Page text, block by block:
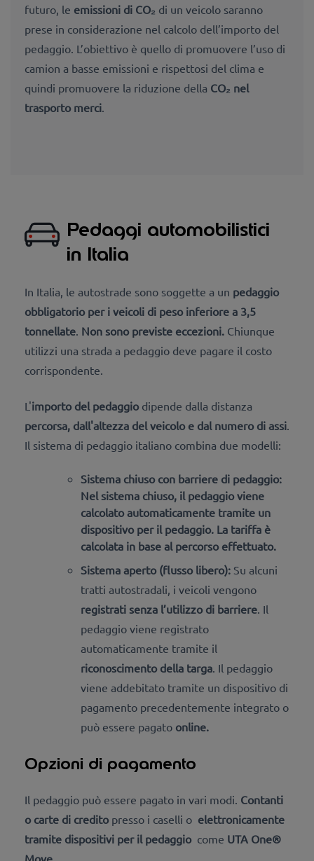
futuro, le emissioni di CO₂ di un veicolo saranno
prese in considerazione nel calcolo dell’importo del
pedaggio. L’obiettivo è quello di promuovere l’uso di
camion a basse emissioni e rispettosi del clima e
quindi promuovere la riduzione della CO₂ nel
trasporto merci.
Pedaggi automobilistici
in Italia
In Italia, le autostrade sono soggette a un pedaggio
obbligatorio per i veicoli di peso inferiore a 3,5
tonnellate. Non sono previste eccezioni. Chiunque
utilizzi una strada a pedaggio deve pagare il costo
corrispondente.
L'importo del pedaggiodipende dalla distanza
percorsa, dall'altezza del veicolo e dal numero di assi
Il sistema di pedaggio italiano combina due modelli:
Sistema chiuso con barriere di pedaggio:
Nel sistema chiuso, il pedaggio viene
calcolato automaticamente tramite un
dispositivo per il pedaggio. La tariffa è
calcolata in base al percorsoeffettuato.
Sistema aperto (flusso libero): Su alcuni
tratti autostradali, i veicoli vengono
registrati senza l’utilizzo di barriere . Il
pedaggio viene registrato
automaticamente tramite il
riconoscimento della targa . Il pedaggio
viene addebitato tramite un dispositivo di
pagamento precedentemente integrato o
può essere pagato online.
Opzioni di pagamento
Il pedaggio può essere pagato in vari modi. Contanti
o carte di creditopresso i caselli o elettronicamente
tramite dispositivi per il pedaggiocome UTA One®